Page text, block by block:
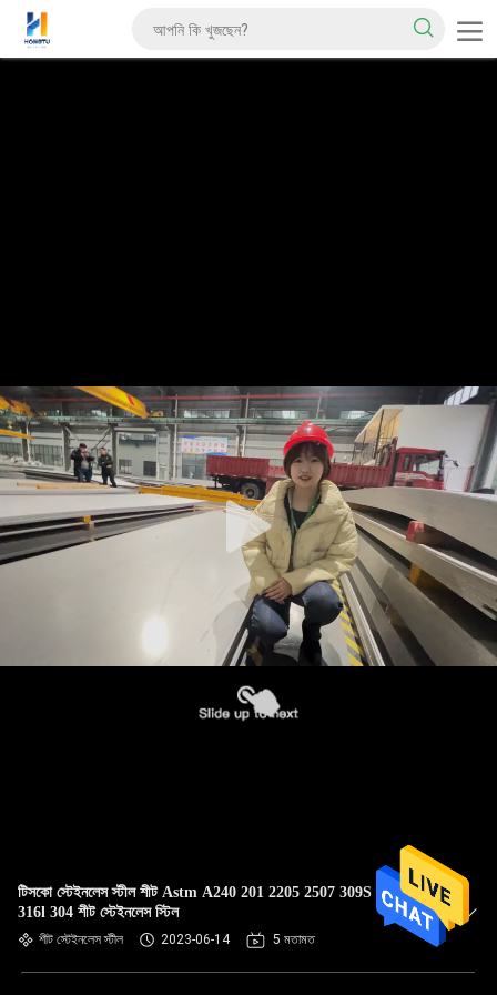
টিসকো স্টেইনলেস স্টীল শীট Astm A240 201 2205 2507 309S 310S
316l 304 শীট স্টেইনলেস স্টিল
শীট স্টেইনলেস স্টীল 2023-06-14 5 মতামত